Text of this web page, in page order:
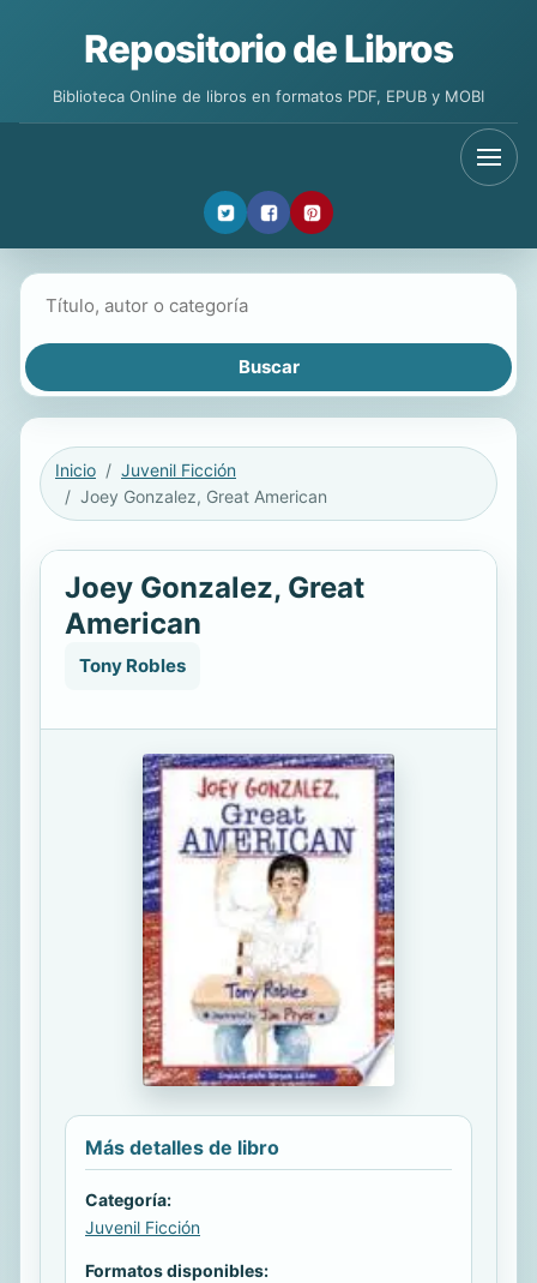
Repositorio de Libros
Biblioteca Online de libros en formatos PDF, EPUB y MOBI
Inicio
Juvenil Ficción
Joey Gonzalez, Great American
Joey Gonzalez, Great
American
Tony Robles
Más detalles de libro
Categoría:
Juvenil Ficción
Formatos disponibles: